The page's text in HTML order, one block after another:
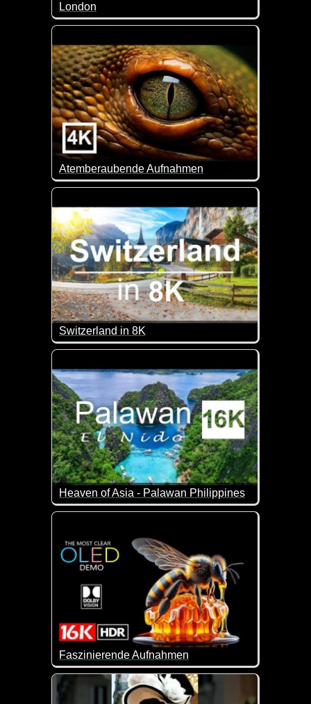
London
London ist eine faszinierende Stadt. Lust auf eine
Atemberaubende Aufnahmen
Eine tolle Zusammenstellung schöner Aufnahmen
Switzerland in 8K
Geniale Eindrücke von der Schweiz. Einfach
Heaven of Asia - Palawan Philippines
Was für eine traumhafte Natur. Palawan ist die
Faszinierende Aufnahmen
Super Aufnahmen in einer Spitzenqualität.